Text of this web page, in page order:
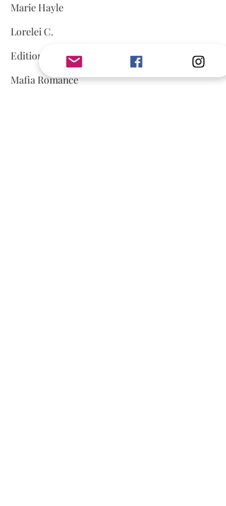
Marie Hayle
Lorelei C.
Editions Cyplog
Mafia Romance